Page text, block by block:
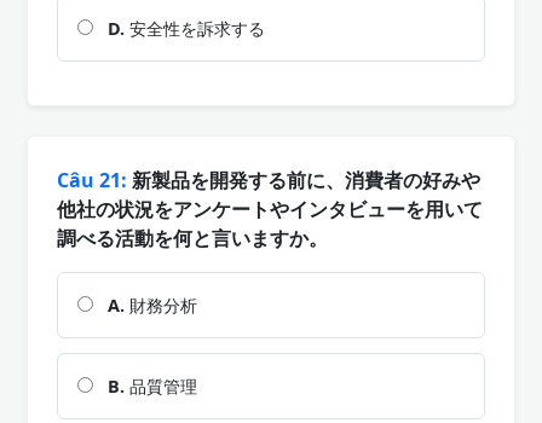
D. 安全性を訴求する
Câu 21: 新製品を開発する前に、消費者の好みや
他社の状況をアンケートやインタビューを用いて
調べる活動を何と言いますか。
A. 財務分析
B. 品質管理